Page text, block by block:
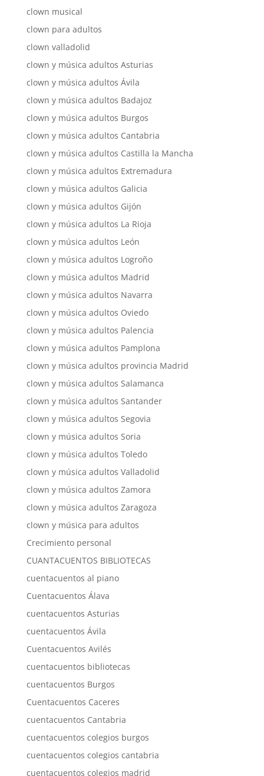
clown musical
clown para adultos
clown valladolid
clown y música adultos Asturias
clown y música adultos Ávila
clown y música adultos Badajoz
clown y música adultos Burgos
clown y música adultos Cantabria
clown y música adultos Castilla la Mancha
clown y música adultos Extremadura
clown y música adultos Galicia
clown y música adultos Gijón
clown y música adultos La Rioja
clown y música adultos León
clown y música adultos Logroño
clown y música adultos Madrid
clown y música adultos Navarra
clown y música adultos Oviedo
clown y música adultos Palencia
clown y música adultos Pamplona
clown y música adultos provincia Madrid
clown y música adultos Salamanca
clown y música adultos Santander
clown y música adultos Segovia
clown y música adultos Soria
clown y música adultos Toledo
clown y música adultos Valladolid
clown y música adultos Zamora
clown y música adultos Zaragoza
clown y música para adultos
Crecimiento personal
CUANTACUENTOS BIBLIOTECAS
cuentacuentos al piano
Cuentacuentos Álava
cuentacuentos Asturias
cuentacuentos Ávila
Cuentacuentos Avilés
cuentacuentos bibliotecas
cuentacuentos Burgos
Cuentacuentos Caceres
cuentacuentos Cantabria
cuentacuentos colegios burgos
cuentacuentos colegios cantabria
cuentacuentos colegios madrid